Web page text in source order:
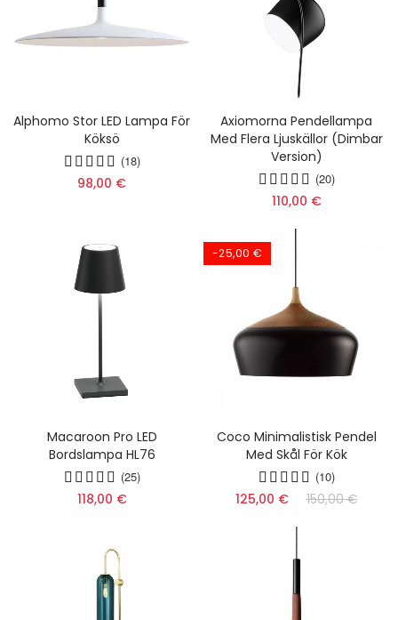
Alphomo Stor LED Lampa För
Köksö
(18)
98,00 €
Axiomorna Pendellampa
Med Flera Ljuskällor (dimbar
Version)
(20)
110,00 €
Macaroon Pro LED
Bordslampa HL76
(25)
118,00 €
-25,00 €
Coco Minimalistisk Pendel
Med Skål För Kök
(10)
125,00 € 150,00 €